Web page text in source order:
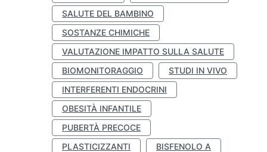
SALUTE DEL BAMBINO
SOSTANZE CHIMICHE
VALUTAZIONE IMPATTO SULLA SALUTE
BIOMONITORAGGIO
STUDI IN VIVO
INTERFERENTI ENDOCRINI
OBESITÀ INFANTILE
PUBERTÀ PRECOCE
PLASTICIZZANTI
BISFENOLO A